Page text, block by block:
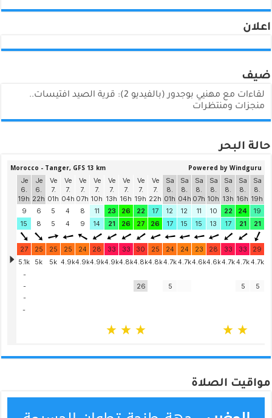
اعلان
ضيف
لقاءات مع مهنيي بوجدور (بالفيديو 2): قرية الصيد افتيسات..
منجزات ومنتظرات
حالة البحر
مواقيت الصلاة